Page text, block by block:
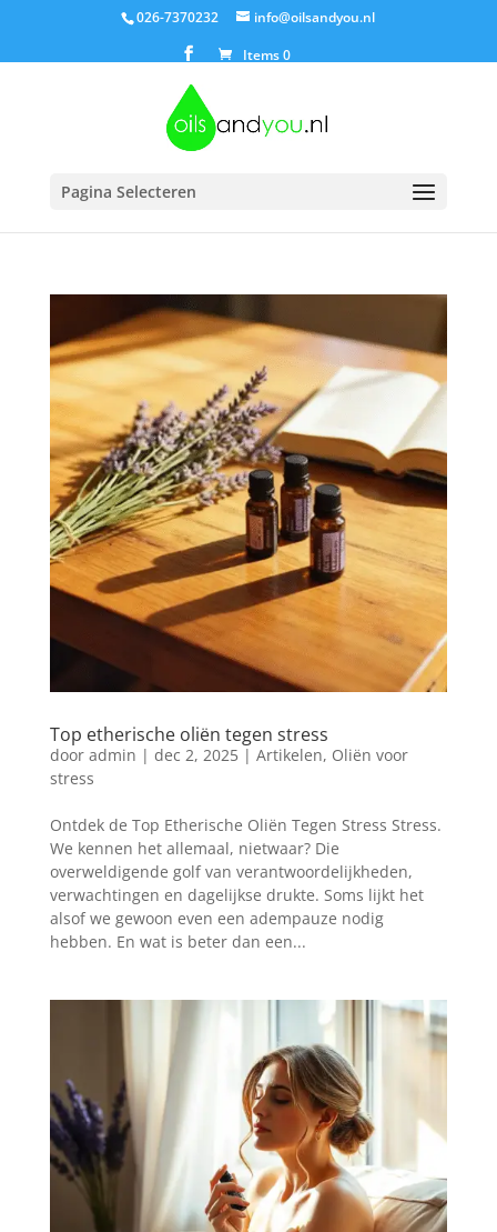
026-7370232
info@oilsandyou.nl
Items 0
Pagina Selecteren
Top etherische oliën tegen stress
door admin | dec 2, 2025| Artikelen, Oliën voor
stress
Ontdek de Top Etherische Oliën Tegen Stress Stress.
We kennen het allemaal, nietwaar? Die
overweldigende golf van verantwoordelijkheden,
verwachtingen en dagelijkse drukte. Soms lijkt het
alsof we gewoon even een adempauze nodig
hebben. En wat is beter dan een...